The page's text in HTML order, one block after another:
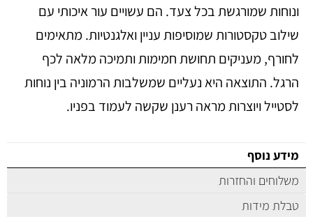
ונוחות שמורגשת בכל צעד. הם עשויים עור איכותי עם
שילוב טקסטורות שמוסיפות עניין ואלגנטיות. מתאימים
לחורף, מעניקים תחושת חמימות ותמיכה מלאה לכף
הרגל. התוצאה היא נעליים שמשלבות הרמוניה בין נוחות
לסטייל ויוצרות מראה רענן שקשה לעמוד בפניו.
מידע נוסף
משלוחים והחזרות
טבלת מידות